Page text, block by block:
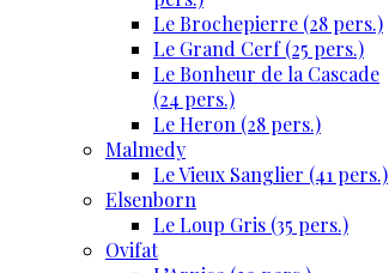
Le Brochepierre (28 pers.)
Le Grand Cerf (25 pers.)
Le Bonheur de la Cascade
(24 pers.)
Le Heron (28 pers.)
Malmedy
Le Vieux Sanglier (41 pers.)
Elsenborn
Le Loup Gris (35 pers.)
Ovifat